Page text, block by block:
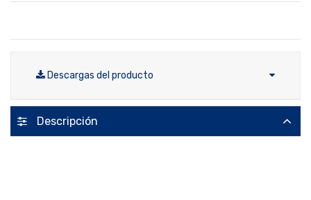
Descargas del producto
Descripción